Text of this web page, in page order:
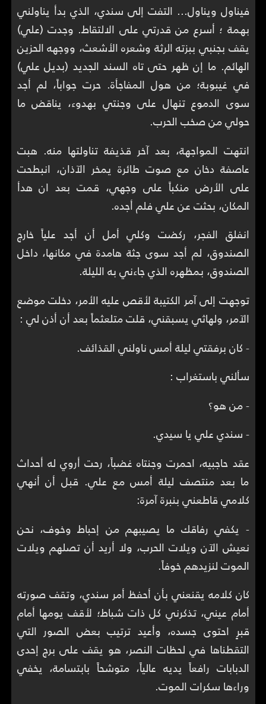
فيناول ويناول... التفت إلى سندي، الذي بدأ يناولني
بهمة ؛ أسرع من قدرتي على الالتقاط. وجدت (علي)
يقف بجنبي ببزته الرثة وشعره الأشعث، ووجهه الحزين
الهائم. ما إن ظهر حتى تاه السند الجديد (بديل علي)
في غيبوبة؛ من هول المفاجأة. حرت جواباً، لم أجد
سوى الدموع تنهال على وجنتي بهدوء، يناقض ما
حولي من صخب الحرب.
انتهت المواجهة، بعد آخر قذيفة تناولتها منه. هبت
عاصفة دخان مع صوت طائرة يمخر الآذان، انبطحت
على الأرض منكباً على وجهي، قمت بعد ان هدأ
المكان، بحثت عن علي فلم أجده.
انفلق الفجر، ركضت وكلي أمل أن أجد علياً خارج
الصندوق، لم أجد سوى جثة هامدة في مكانها، داخل
الصندوق، بمظهره الذي جاءني به الليلة.
توجهت إلى آمر الكتيبة لأقص عليه الأمر، دخلت موضع
الآمر، ولهاثي يسبقني، قلت متلعثماً بعد أن أذن لي :
- كان برفقتي ليلة أمس ناولني القذائف.
سألني باستغراب :
- من هو؟
- سندي علي يا سيدي.
عقد حاجبيه، احمرت وجنتاه غضباً، رحت أروي له أحداث
ما بعد منتصف ليلة أمس مع علي. قبل أن أنهي
كلامي قاطعني بنبرة آمرة:
- يكفي رفاقك ما يصيبهم من إحباط وخوف، نحن
نعيش الآن ويلات الحرب، ولا أريد أن تصلهم ويلات
الموت لنزيدهم خوفاً.
كان كلامه يقنعني بأن أحفظ أمر سندي، وتقف صورته
أمام عيني، تذكرني كل ذات شباط؛ لأقف يومها أمام
قبرٍ احتوى جسده، وأعيد ترتيب بعض الصور التي
التقطناها في لحظات النصر، هو يقف على برج إحدى
الدبابات رافعاً يديه عالياً، متوشحاً بابتسامة، يخفي
وراءها سكرات الموت.